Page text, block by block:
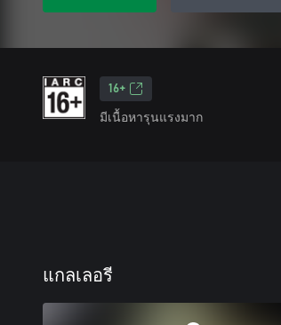
16+
มีเนื้อหารุนแรงมาก
แกลเลอรี